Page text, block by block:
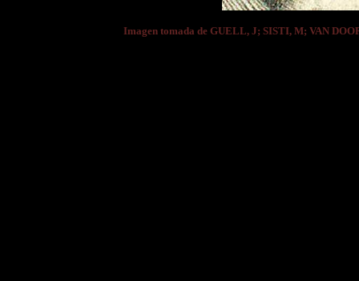
Imagen tomada de GUELL, J; SISTI, M; VAN